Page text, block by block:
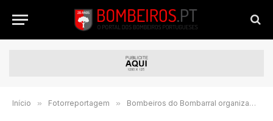
Início » Fotorreportagem » Bombeiros do Bombarral organizam simulacro.